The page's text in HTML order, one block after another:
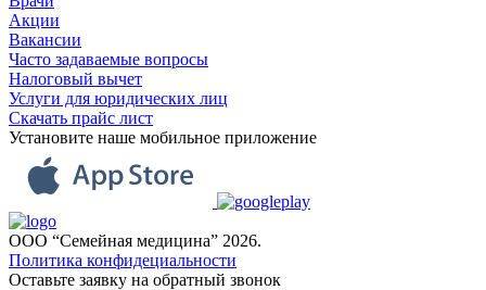
Акции
Вакансии
Часто задаваемые вопросы
Налоговый вычет
Услуги для юридических лиц
Скачать прайс лист
Установите наше мобильное приложение
ООО “Семейная медицина” 2026.
Политика конфидециальности
Оставьте заявку на обратный звонок